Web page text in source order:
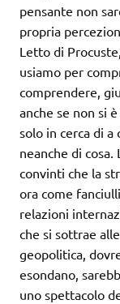
pensante non
propria
Letto di
usiamo per
comprendere,
anche se non si
solo in cerca di a
neanche di
convinti che la
ora come
relazioni
che si sottrae
geopolitica,
esondano,
uno spettacolo